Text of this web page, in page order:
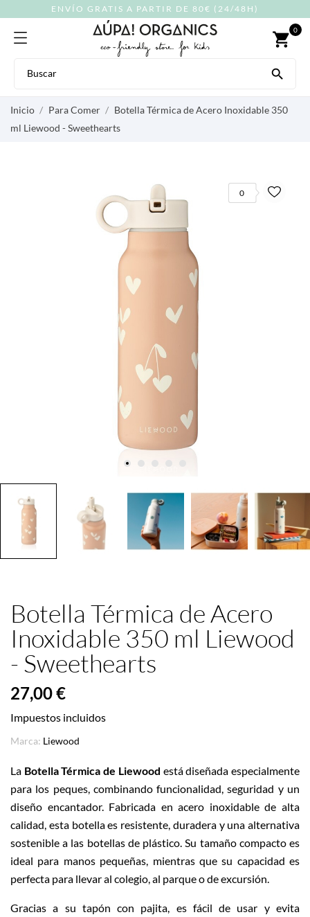
ENVÍO GRATIS A PARTIR DE 80€ (24/48H)
shopping_cart 0

Inicio Para Comer
Botella Térmica de Acero Inoxidable 350
ml Liewood - Sweethearts
0
Botella Térmica de Acero
Inoxidable 350 ml Liewood
- Sweethearts
27,00 €
Impuestos incluidos
Marca: Liewood
La Botella Térmica de Liewood está diseñada especialmente
para los peques, combinando funcionalidad, seguridad y un
diseño encantador. Fabricada en acero inoxidable de alta
calidad, esta botella es resistente, duradera y una alternativa
sostenible a las botellas de plástico. Su tamaño compacto es
ideal para manos pequeñas, mientras que su capacidad es
perfecta para llevar al colegio, al parque o de excursión.
Gracias a su tapón con pajita, es fácil de usar y evita